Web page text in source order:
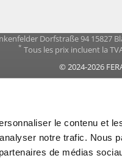
le contenu et
notre trafic. Nous
de médias
Dorfstraße 94 15827
* Tous les prix incluent la
© 2024-2026